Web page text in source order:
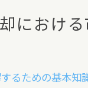
におけ
るための基本知